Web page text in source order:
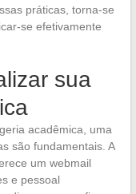
práticas, torna-se
se efetivamente
sua
acadêmica, uma
são fundamentais. A
um webmail
e pessoal